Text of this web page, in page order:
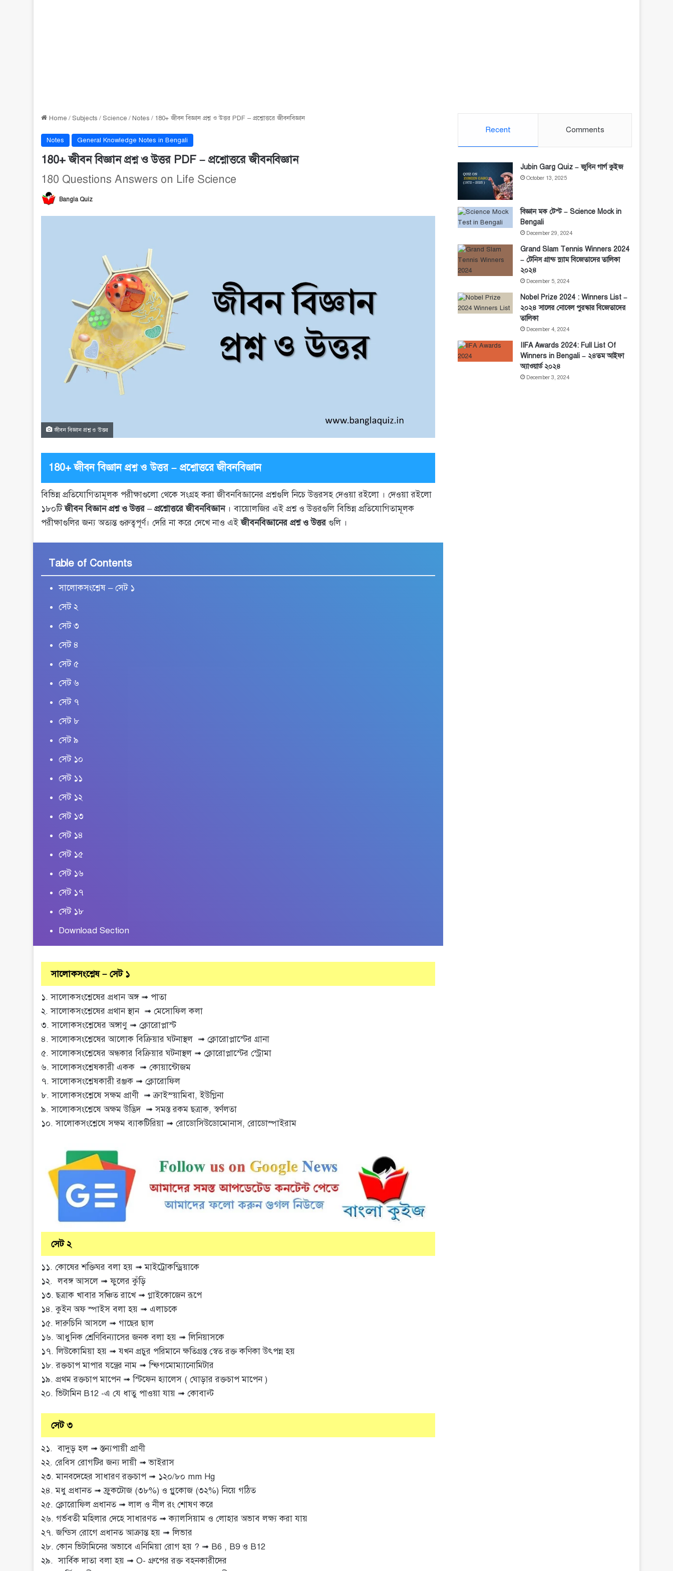
Home / Subjects / Science / Notes / 180+ জীবন বিজ্ঞান প্রশ্ন ও উত্তর PDF – প্রশ্নোত্তরে জীবনবিজ্ঞান
Notes General Knowledge Notes in Bengali
180+ জীবন বিজ্ঞান প্রশ্ন ও উত্তর PDF – প্রশ্নোত্তরে জীবনবিজ্ঞান
180 Questions Answers on Life Science
Bangla Quiz
জীবন বিজ্ঞান প্রশ্ন ও উত্তর
180+ জীবন বিজ্ঞান প্রশ্ন ও উত্তর – প্রশ্নোত্তরে জীবনবিজ্ঞান
বিভিন্ন প্রতিযোগিতামূলক পরীক্ষাগুলো থেকে সংগ্রহ করা জীবনবিজ্ঞানের প্রশ্নগুলি নিচে উত্তরসহ দেওয়া রইলো । দেওয়া রইলো
১৮০টিজীবন বিজ্ঞান প্রশ্ন ও উত্তর–প্রশ্নোত্তরে জীবনবিজ্ঞান। বায়োলজির এই প্রশ্ন ও উত্তরগুলি বিভিন্ন প্রতিযোগিতামূলক
পরীক্ষাগুলির জন্য অত্যন্ত গুরুত্বপূর্ণ। দেরি না করে দেখে নাও এইজীবনবিজ্ঞানের প্রশ্ন ও উত্তরগুলি ।
Table of Contents
সালোকসংশ্লেষ – সেট ১
সেট ২
সেট ৩
সেট ৪
সেট ৫
সেট ৬
সেট ৭
সেট ৮
সেট ৯
সেট ১০
সেট ১১
সেট ১২
সেট ১৩
সেট ১৪
সেট ১৫
সেট ১৬
সেট ১৭
সেট ১৮
Download Section
সালোকসংশ্লেষ – সেট ১
১. সালোকসংশ্লেষের প্রধান অঙ্গ ➟ পাতা
২. সালোকসংশ্লেষের প্রথান স্থান ➟ মেসোফিল কলা
৩. সালোকসংশ্লেষের অঙ্গাণু ➟ ক্লোরোপ্লাস্ট
৪. সালোকসংশ্লেষের আলোক বিক্রিয়ার ঘটনাস্থল ➟ ক্লোরোপ্লাস্টের গ্রানা
৫. সালোকসংশ্লেষের অন্ধকার বিক্রিয়ার ঘটনাস্থল ➟ ক্লোরোপ্লাস্টের স্ট্রোমা
৬. সালোকসংশ্লেষকারী একক ➟ কোয়ান্টোজম
৭. সালোকসংশ্লেষকারী রঞ্জক ➟ ক্লোরোফিল
৮. সালোকসংশ্লেষে সক্ষম প্রাণী ➟ ক্রাইস্য়ামিবা, ইউগ্লিনা
৯. সালোকসংশ্লেষে অক্ষম উদ্ভিদ ➟ সমস্ত রকম ছত্রাক, স্বর্ণলতা
১০. সালোকসংশ্লেষে সক্ষম ব্যাকটিরিয়া ➟ রোডোসিউডোমোনাস, রোডোস্পাইরাম
সেট ২
১১. কোষের শক্তিঘর বলা হয় ➟ মাইট্রোকন্ড্রিয়াকে
১২. লবঙ্গ আসলে ➟ ফুলের কুঁড়ি
১৩. ছত্রাক খাবার সঞ্চিত রাখে ➟ গ্লাইকোজেন রূপে
১৪. কুইন অফ স্পাইস বলা হয় ➟ এলাচকে
১৫. দারুচিনি আসলে ➟ গাছের ছাল
১৬. আধুনিক শ্রেণিবিন্যাসের জনক বলা হয় ➟ লিনিয়াসকে
১৭. লিউকোমিয়া হয় ➟ যখন প্রচুর পরিমানে ক্ষতিগ্রস্ত স্বেত রক্ত কণিকা উৎপন্ন হয়
১৮. রক্তচাপ মাপার যন্ত্রের নাম ➟ স্ফিগমোম্যানোমিটার
১৯. প্রথম রক্তচাপ মাপেন ➟ স্টিফেন হ্যালেস ( ঘোড়ার রক্তচাপ মাপেন )
২০. ভিটামিন B12 -এ যে ধাতু পাওয়া যায় ➟ কোবাল্ট
সেট ৩
২১. বাদুড় হল ➟ স্তন্যপায়ী প্রাণী
২২. রেবিস রোগটির জন্য দায়ী ➟ ভাইরাস
২৩. মানবদেহের সাধারণ রক্তচাপ ➟ ১২০/৮০ mm Hg
২৪. মধু প্রধানত ➟ ফ্রুকটোজ (৩৮%) ও গ্লুকোজ (৩২%) নিয়ে গঠিত
২৫. ক্লোরোফিল প্রধানত ➟ লাল ও নীল রং শোষণ করে
২৬. গর্ভবতী মহিলার দেহে সাধারণত ➟ ক্যালসিয়াম ও লোহার অভাব লক্ষ্য করা যায়
২৭. জন্ডিস রোগে প্রধানত আক্রান্ত হয় ➟ লিভার
২৮. কোন ভিটামিনের অভাবে এনিমিয়া রোগ হয় ? ➟ B6 , B9 ও B12
২৯. সার্বিক দাতা বলা হয় ➟ O- গ্রুপের রক্ত বহনকারীদের
Recent Comments
Jubin Garg Quiz – জুবিন গার্গ কুইজ
October 13, 2025
বিজ্ঞান মক টেস্ট – Science Mock in
Bengali
December 29, 2024
Grand Slam Tennis Winners 2024
– টেনিস গ্রান্ড স্ল্যাম বিজেতাদের তালিকা
২০২৪
December 5, 2024
Nobel Prize 2024 : Winners List –
২০২৪ সালের নোবেল পুরস্কার বিজেতাদের
তালিকা
December 4, 2024
IIFA Awards 2024: Full List Of
Winners in Bengali – ২৪তম আইফা
অ্যাওয়ার্ড ২০২৪
December 3, 2024